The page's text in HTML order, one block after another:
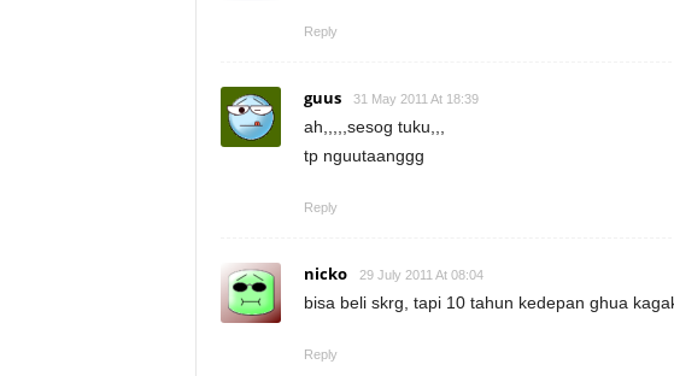
Reply
guus 31 May 2011 At 18:39
ah,,,,,sesog tuku,,,
tp nguutaanggg
Reply
nicko 29 July 2011 At 08:04
bisa beli skrg, tapi 10 tahun kedepan ghua
Reply